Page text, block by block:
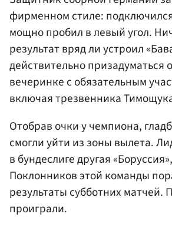
фирменном стиле:
мощно пробил в левый угол.
результат вряд ли устроил
действительно призадуматься
вечеринке с обязательным
включая трезвенника
Отобрав очки у чемпиона,
смогли уйти из зоны вылета.
в бундеслиге другая
Поклонников этой команды
результаты субботних матчей.
проиграли.